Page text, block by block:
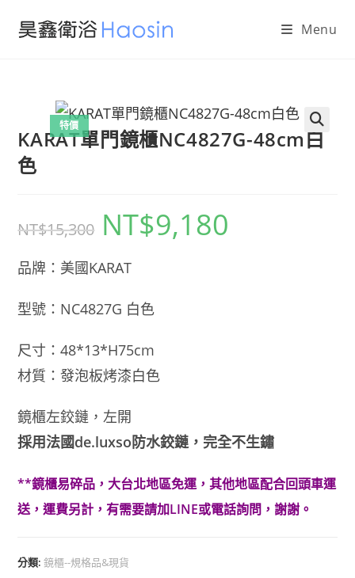
Menu
特價
🔍
KARAT單門鏡櫃NC4827G-48cm白
色
NT$15,300
原
始
價
NT$15,300。
NT$9,180
品牌：美國KARAT
型號：NC4827G 白色
尺寸：48*13*H75cm
材質：發泡板烤漆白色
鏡櫃左鉸鏈，左開
採用法國de.luxso防水鉸鏈，完全不生鏽
**鏡櫃易碎品，大台北地區免運，其他地區配合回頭車運
送，運費另計，有需要請加LINE或電話詢問，謝謝。
分類:鏡櫃--規格品&現貨